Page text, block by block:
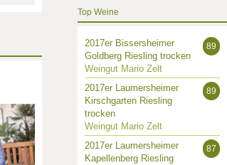
Top Weine
89
2017er Bissersheimer
Goldberg Riesling trocken
Weingut Mario Zelt
89
2017er Laumersheimer
Kirschgarten Riesling
trocken
Weingut Mario Zelt
87
2017er Laumersheimer
Kapellenberg Riesling